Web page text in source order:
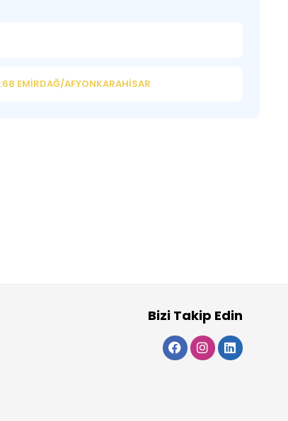
EMİRDAĞ/AFYONKARAHİSAR
Bizi Takip Edin